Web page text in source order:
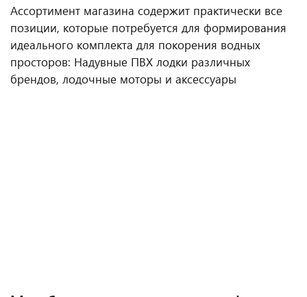
Ассортимент магазина содержит практически все
позиции, которые потребуется для формирования
идеального комплекта для покорения водных
просторов: Надувные ПВХ лодки различных
брендов, лодочные моторы и аксессуары